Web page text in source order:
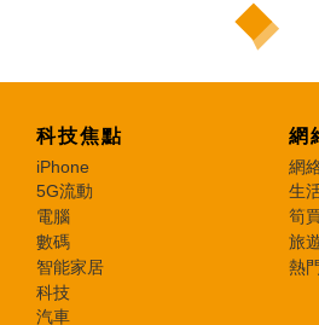
科技焦點
iPhone
5G流動
電腦
數碼
智能家居
科技
汽車
網
網
生
筍
旅
熱